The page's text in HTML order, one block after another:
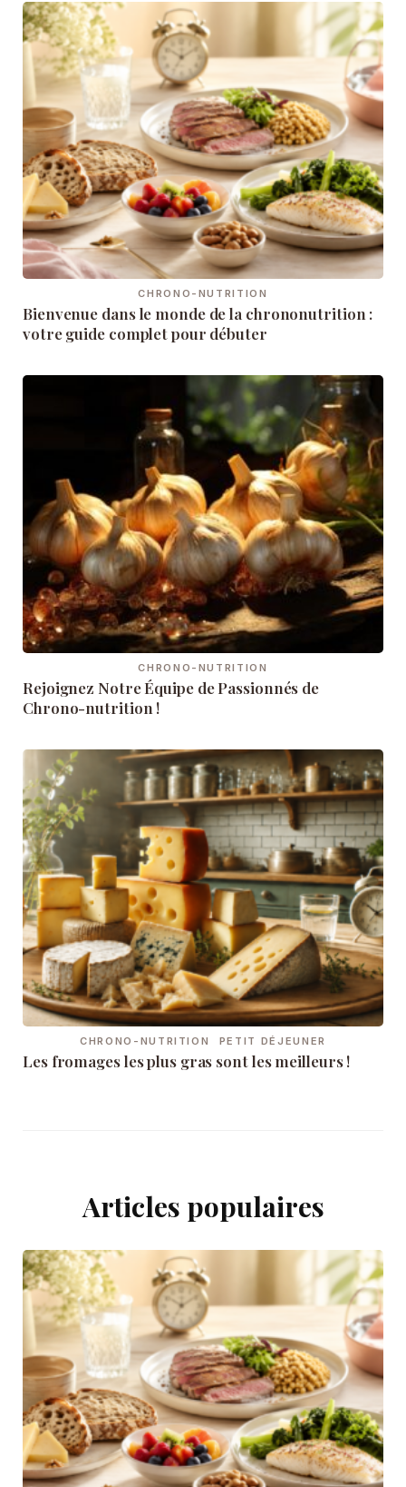
CHRONO-NUTRITION
Bienvenue dans le monde de la chrononutrition :
votre guide complet pour débuter
CHRONO-NUTRITION
Rejoignez Notre Équipe de Passionnés de
Chrono-nutrition !
CHRONO-NUTRITION PETIT DÉJEUNER
Les fromages les plus gras sont les meilleurs !
Articles populaires